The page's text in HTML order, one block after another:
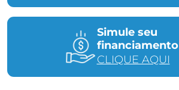
Simule seu
financiamento
CLIQUE AQUI